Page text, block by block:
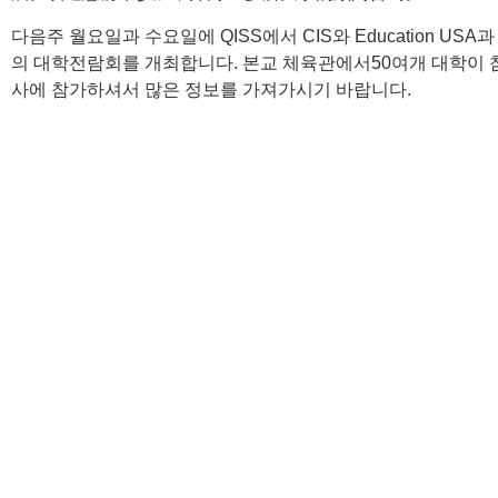
다음주 월요일과 수요일에 QISS에서 CIS와 Education USA과
의 대학전람회를 개최합니다. 본교 체육관에서50여개 대학이
사에 참가하셔서 많은 정보를 가져가시기 바랍니다.